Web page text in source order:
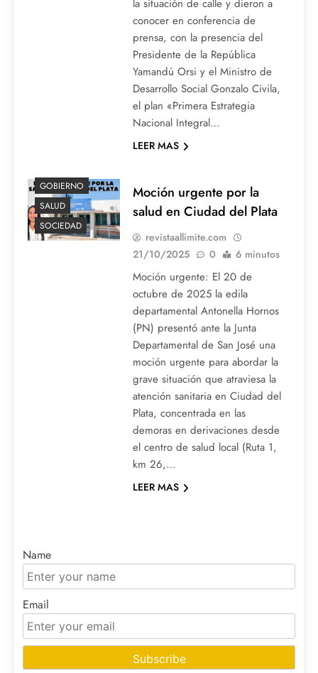
la situación de calle y dieron a
conocer en conferencia de
prensa, con la presencia del
Presidente de la República
Yamandú Orsi y el Ministro de
Desarrollo Social Gonzalo Civila,
el plan «Primera Estrategia
Nacional Integral…
LEER MAS
GOBIERNO
SALUD
SOCIEDAD
Moción urgente por la
salud en Ciudad del Plata
revistaallimite.com
21/10/2025
0 6 minutos
Moción urgente: El 20 de
octubre de 2025 la edila
departamental Antonella Hornos
(PN) presentó ante la Junta
Departamental de San José una
moción urgente para abordar la
grave situación que atraviesa la
atención sanitaria en Ciudad del
Plata, concentrada en las
demoras en derivaciones desde
el centro de salud local (Ruta 1,
km 26,…
LEER MAS
Name
Email